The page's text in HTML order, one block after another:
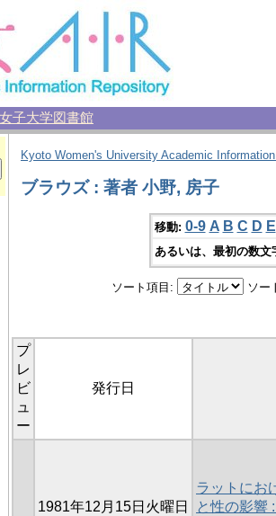
子大学図書館
Kyoto Women's University Academic
ブラウズ : 著者 小野, 房子
移動: 0-9 A B C D E
あるいは、最初の数
ソート項目: ソー
プ
レ
ビ
ュ
ー
発行日
1981年12月15日火曜日
ラットにお
と性の影響